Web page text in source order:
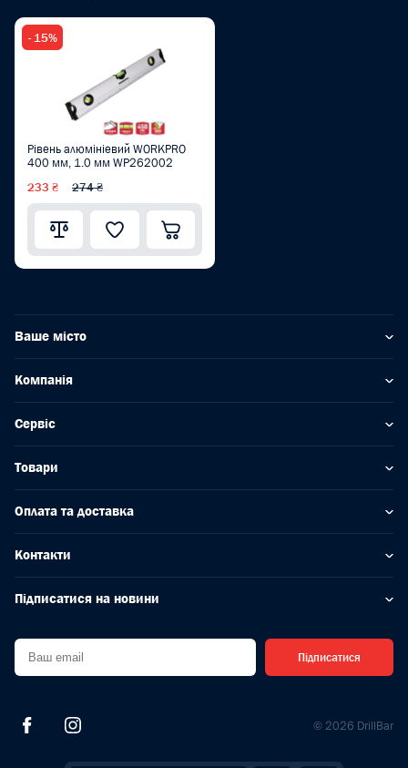
- 15%
Рівень алюмініевий WORKPRO
400 мм, 1.0 мм WP262002
233 ₴ 274 ₴
Ваше місто
Компанія
Сервіс
Товари
Оплата та доставка
Контакти
Підписатися на новини
Підписатися
© 2026 DrillBar